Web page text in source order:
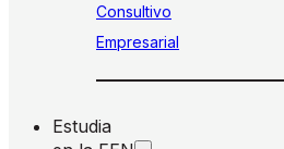
Consultivo
Empresarial
Estudia